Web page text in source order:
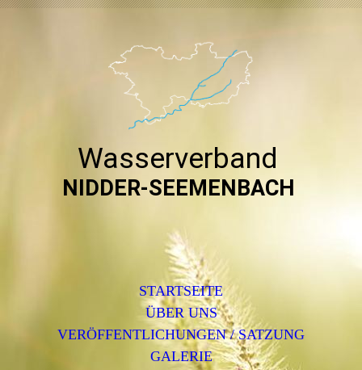
Wasserverband
NIDDER-SEEMENBACH
STARTSEITE
ÜBER UNS
VERÖFFENTLICHUNGEN / SATZUNG
GALERIE